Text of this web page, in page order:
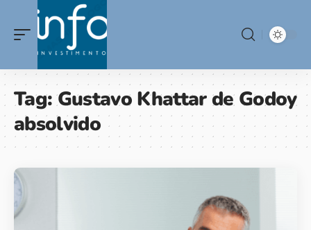
Tag:Gustavo Khattar de Godoy
absolvido